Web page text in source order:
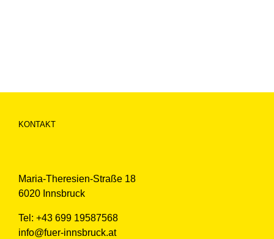
KONTAKT
Maria-Theresien-Straße 18
6020 Innsbruck
Tel: +43 699 19587568
info@fuer-innsbruck.at